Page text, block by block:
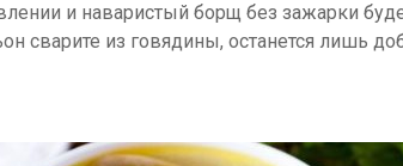
и наваристый борщ без зажарки
сварите из говядины, останется лишь